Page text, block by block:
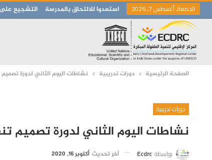
الجمعة, أغسطس 7, 2026 استعدوا للالتحاق بالمدرسة التشجيع على
الصفحة الرئيسية دورات تدريبية نشاطات اليوم الثاني لدورة
دورات تدريبية
نشاطات اليوم الثاني لدورة تصميم
بواسطة Ecdrc آخر تحديث أكتوبر 16, 2020